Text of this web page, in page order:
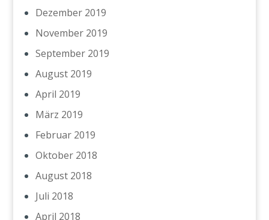
Dezember 2019
November 2019
September 2019
August 2019
April 2019
März 2019
Februar 2019
Oktober 2018
August 2018
Juli 2018
April 2018